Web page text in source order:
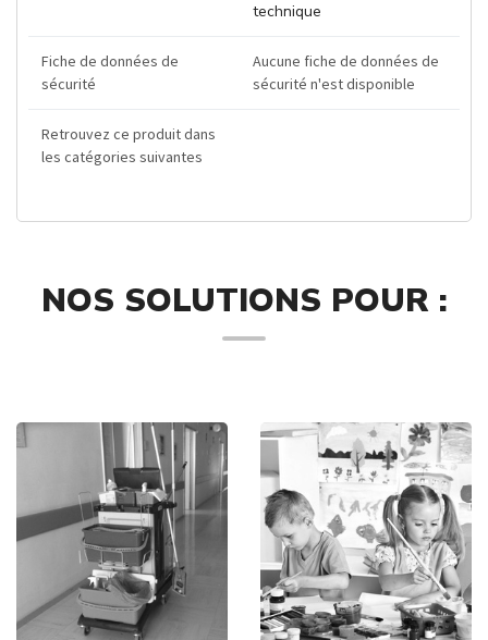
technique
Fiche de données de
sécurité
Aucune fiche de données de
sécurité n'est disponible
Retrouvez ce produit dans
les catégories suivantes
NOS SOLUTIONS POUR :